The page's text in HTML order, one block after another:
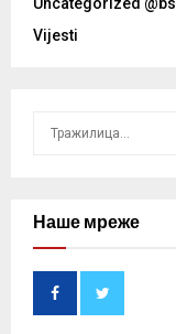
Vijesti
cНаше мреже